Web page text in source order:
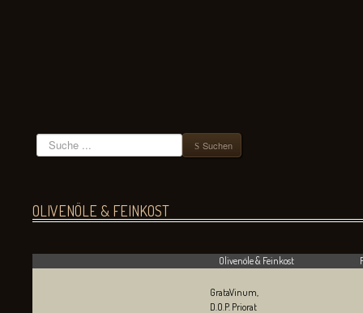
Suchen Suchen
OLIVENÖLE & FEINKOST
Olivenöle & Feinkost
GrataVinum,
D.O.P. Priorat